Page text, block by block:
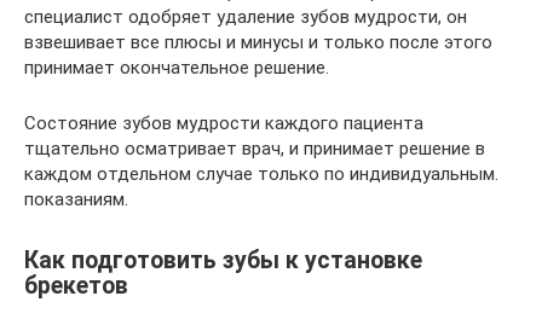
специалист одобряет удаление зубов мудрости, он
взвешивает все плюсы и минусы и только после этого
принимает окончательное решение.
Состояние зубов мудрости каждого пациента
тщательно осматривает врач, и принимает решение в
каждом отдельном случае только по индивидуальным.
показаниям.
Как подготовить зубы к установке
брекетов